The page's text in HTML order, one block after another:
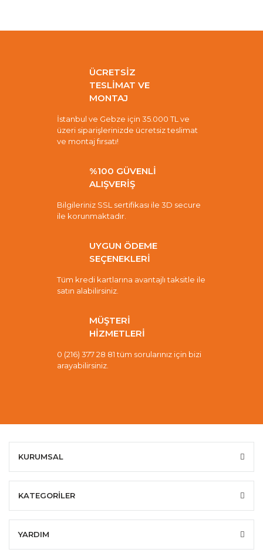
ÜCRETSİZ
TESLİMAT VE
MONTAJ
İstanbul ve Gebze için 35.000 TL ve
üzeri siparişlerinizde ücretsiz teslimat
ve montaj fırsatı!
%100 GÜVENLİ
ALIŞVERİŞ
Bilgileriniz SSL sertifikası ile 3D secure
ile korunmaktadır.
UYGUN ÖDEME
SEÇENEKLERİ
Tüm kredi kartlarına avantajlı taksitle ile
satın alabilirsiniz.
MÜŞTERİ
HİZMETLERİ
0 (216) 377 28 81 tüm sorularınız için bizi
arayabilirsiniz.
KURUMSAL
KATEGORİLER
YARDIM